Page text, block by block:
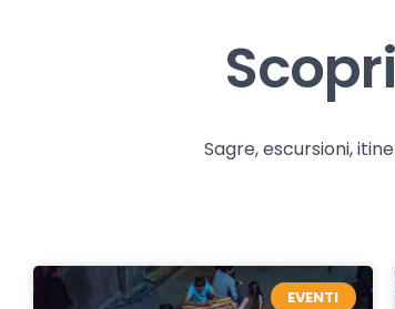
Sagre, escursioni,
EVENTI